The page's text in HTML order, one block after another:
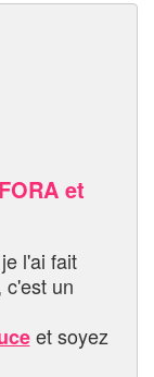
et
l'ai fait
c'est un
et soyez